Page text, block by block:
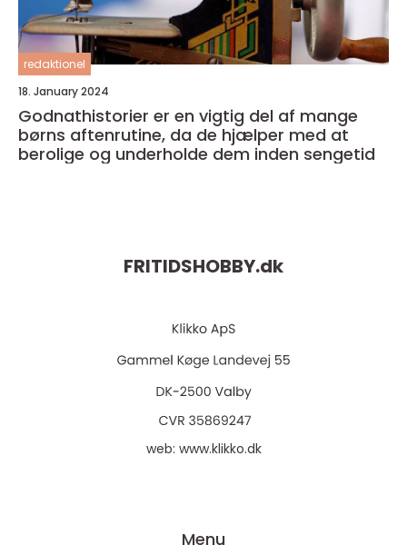
redaktionel
18. January 2024
Godnathistorier er en vigtig del af mange
børns aftenrutine, da de hjælper med at
berolige og underholde dem inden sengetid
FRITIDSHOBBY.dk
web: www.klikko.dk
Menu